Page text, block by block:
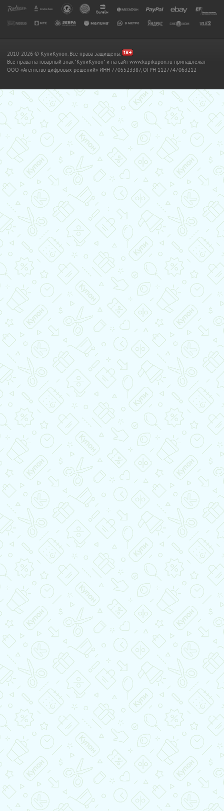
2010-2026 © КупиКупон. Все права защищены.
Все права на товарный знак "КупиКупон" и на сайт www.kupikupon.ru принадлежат
OOO «Агентство цифровых решений» ИНН 7705523387, ОГРН 1127747063212